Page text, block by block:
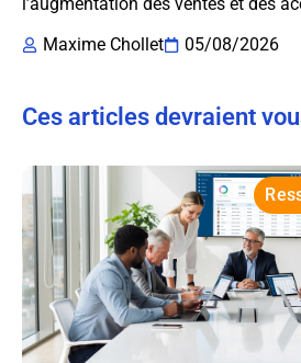
Maxime Chollet
05/08/2026
Ces articles devraient